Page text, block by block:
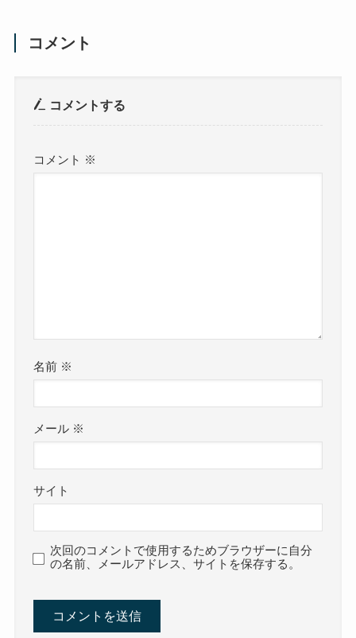
コメント
コメントする
コメント ※
名前 ※
メール ※
サイト
次回のコメントで使用するためブラウザーに自分
の名前、メールアドレス、サイトを保存する。